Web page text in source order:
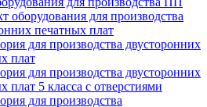
оборудования для производства
печатных плат
для производства двусторонних
плат
для производства двусторонних
плат 5 класса с отверстиями
для производства